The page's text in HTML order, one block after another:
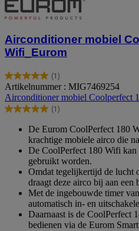
Airconditioner mobiel
Wifi_Eurom
(1)
5.0
van
de
5
beoordeling
Artikelnummer : MIG7469254
Airconditioner mobiel Coolperfect
(1)
5.0
sterren.
beoordeling
De Eurom CoolPerfect 180
krachtige mobiele airco die
De CoolPerfect 180 Wifi kan
gebruikt worden.
Omdat tegelijkertijd de lucht
draagt deze airco bij aan een
Met de ingebouwde timer
automatisch in- en
Daarnaast is de CoolPerfect
bedienen via de Eurom